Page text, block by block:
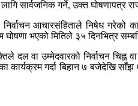
सार्वजनिक गर्ने, उक्त
आचारसंहिताले निषेध गरेको
घोषणा भएको मितिले ३५ दिनभित्र
दल वा उम्मेदवारको निर्वाचन
गर्दा बिहान ७ बजेदेखि साँझ